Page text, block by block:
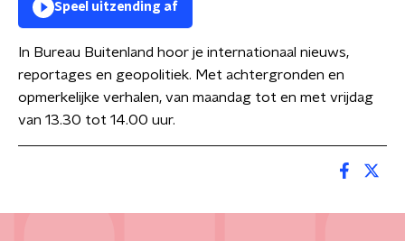
Speel uitzending af
In Bureau Buitenland hoor je internationaal nieuws,
reportages en geopolitiek. Met achtergronden en
opmerkelijke verhalen, van maandag tot en met vrijdag
van 13.30 tot 14.00 uur.